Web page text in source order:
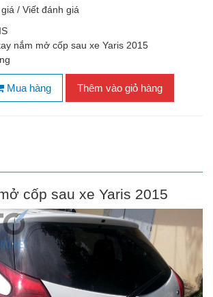
/ Viết đánh giá
nắm mở cốp sau xe Yaris 2015
Mua hàng Thêm vào giỏ hàng
cốp sau xe Yaris 2015